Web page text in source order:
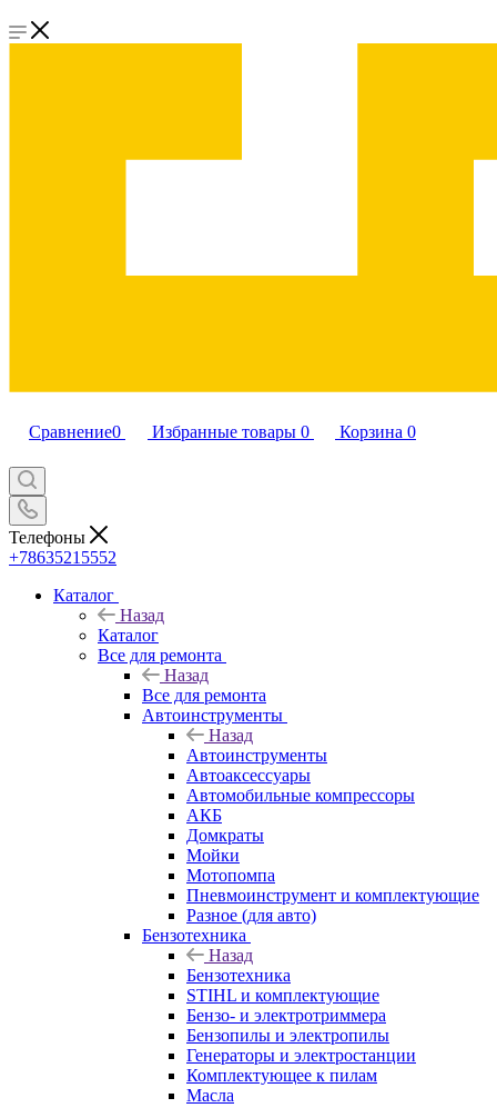
Сравнение0 Избранные товары 0 Корзина 0
Телефоны
+78635215552
Каталог
Назад
Каталог
Все для ремонта
Назад
Все для ремонта
Автоинструменты
Назад
Автоинструменты
Автоаксессуары
Автомобильные компрессоры
АКБ
Домкраты
Мойки
Мотопомпа
Пневмоинструмент и комплектующие
Разное (для авто)
Бензотехника
Назад
Бензотехника
STIHL и комплектующие
Бензо- и электротриммера
Бензопилы и электропилы
Генераторы и электростанции
Комплектующее к пилам
Масла